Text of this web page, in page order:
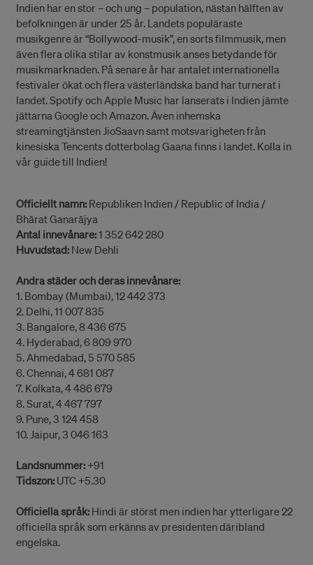
Indien har en stor – och ung – population, nästan hälften av
befolkningen är under 25 år. Landets populäraste
musikgenre är “Bollywood-musik”, en sorts filmmusik, men
även flera olika stilar av konstmusik anses betydande för
musikmarknaden. På senare år har antalet internationella
festivaler ökat och flera västerländska band har turnerat i
landet. Spotify och Apple Music har lanserats i Indien jämte
jättarna Google och Amazon. Även inhemska
streamingtjänsten JioSaavn samt motsvarigheten från
kinesiska Tencents dotterbolag Gaana finns i landet. Kolla in
vår guide till Indien!
Officiellt namn: Republiken Indien / Republic of India /
Bhārat Gaṇarājya
Antal innevånare:1 352 642 280
Huvudstad: New Dehli
Andra städer och deras innevånare:
1. Bombay (Mumbai), 12 442 373
2. Delhi, 11 007 835
3. Bangalore, 8 436 675
4. Hyderabad, 6 809 970
5. Ahmedabad, 5 570 585
6. Chennai, 4 681 087
7. Kolkata, 4 486 679
8. Surat, 4 467 797
9. Pune, 3 124 458
10. Jaipur, 3 046 163
Landsnummer:+91
Tidszon: UTC +5.30
Officiella språk: Hindi är störst men indien har ytterligare 22
officiella språk som erkänns av presidenten däribland
engelska.